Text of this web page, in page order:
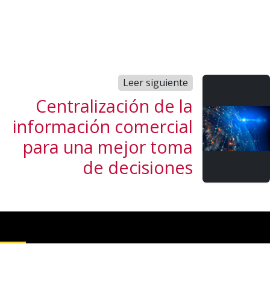
Leer siguiente
Centralización de la
información comercial
para una mejor toma
de decisiones